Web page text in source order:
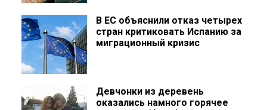
В ЕС объяснили отказ четырех
стран критиковать Испанию за
миграционный кризис
Девчонки из деревень
оказались намного горячее